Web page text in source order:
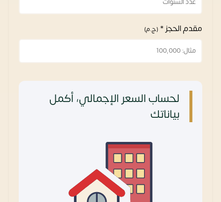
مقدم الحجز * (ج.م)
لحساب السعر الإجمالي، أكمل
بياناتك